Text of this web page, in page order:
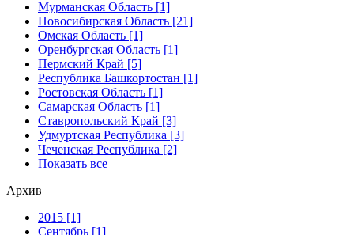
Мурманская Область [1]
Новосибирская Область [21]
Омская Область [1]
Оренбургская Область [1]
Пермский Край [5]
Республика Башкортостан [1]
Ростовская Область [1]
Самарская Область [1]
Ставропольский Край [3]
Удмуртская Республика [3]
Чеченская Республика [2]
Показать все
Архив
2015 [1]
Сентябрь [1]